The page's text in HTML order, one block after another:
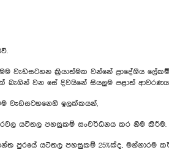
ක්‍රියාත්මක වන්නේ ‍ප්‍රාදේශීය ලේකම්
බැගින් වන සේ දිවයිනේ සියලුම පළාත්
ඉලක්කයන්,
යටිතල පහසුකම් සංවර්ධනය කර නිම කිරීම.
පුරයේ යටිතල පහසුකම් 25%ක්ද, මන්නාරම